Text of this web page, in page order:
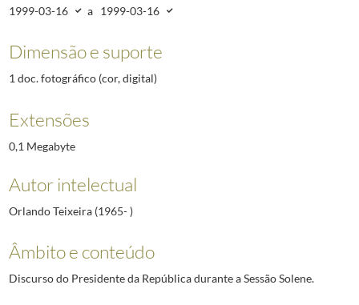
1999-03-16 a 1999-03-16
Dimensão e suporte
1 doc. fotográfico (cor, digital)
Extensões
0,1 Megabyte
Autor intelectual
Orlando Teixeira (1965- )
Âmbito e conteúdo
Discurso do Presidente da República durante a Sessão Solene.